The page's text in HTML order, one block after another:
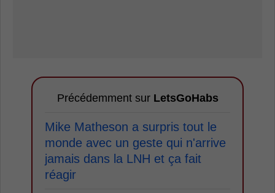
Précédemment sur LetsGoHabs
Mike Matheson a surpris tout le
monde avec un geste qui n'arrive
jamais dans la LNH et ça fait
réagir